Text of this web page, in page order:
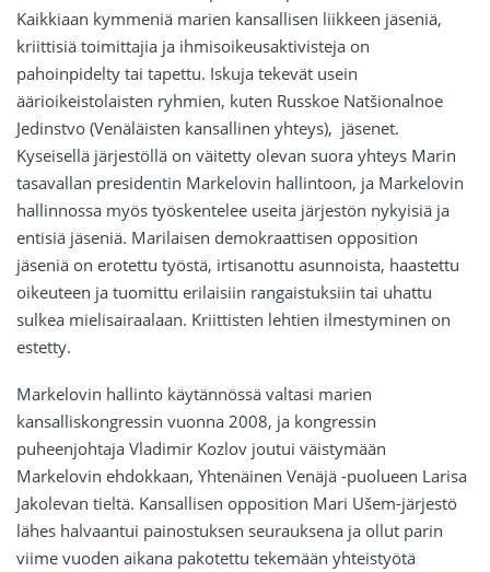
Kaikkiaan kymmeniä marien kansallisen liikkeen jäseniä,
kriittisiä toimittajia ja ihmisoikeusaktivisteja on
pahoinpidelty tai tapettu. Iskuja tekevät usein
äärioikeistolaisten ryhmien, kuten Russkoe Natšionalnoe
Jedinstvo (Venäläisten kansallinen yhteys), jäsenet.
Kyseisellä järjestöllä on väitetty olevan suora yhteys Marin
tasavallan presidentin Markelovin hallintoon, ja Markelovin
hallinnossa myös työskentelee useita järjestön nykyisiä ja
entisiä jäseniä. Marilaisen demokraattisen opposition
jäseniä on erotettu työstä, irtisanottu asunnoista, haastettu
oikeuteen ja tuomittu erilaisiin rangaistuksiin tai uhattu
sulkea mielisairaalaan. Kriittisten lehtien ilmestyminen on
estetty.
Markelovin hallinto käytännössä valtasi marien
kansalliskongressin vuonna 2008, ja kongressin
puheenjohtaja Vladimir Kozlov joutui väistymään
Markelovin ehdokkaan, Yhtenäinen Venäjä -puolueen Larisa
Jakolevan tieltä. Kansallisen opposition Mari Ušem-järjestö
lähes halvaantui painostuksen seurauksena ja ollut parin
viime vuoden aikana pakotettu tekemään yhteistyötä